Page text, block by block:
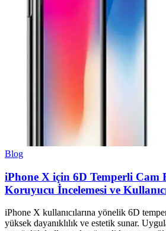
Blog
iPhone X için 6D Temperli Cam
Koruyucu İncelemesi ve
iPhone X kullanıcılarına yönelik 6D
yüksek dayanıklılık ve estetik sunar.